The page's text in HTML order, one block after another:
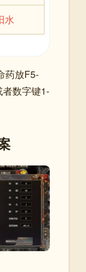
水
药放F5-
数字键1-